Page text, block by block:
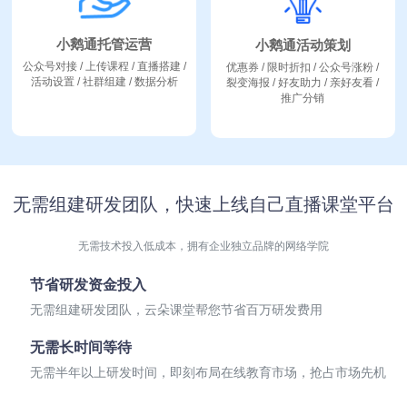
小鹅通托管运营
公众号对接 / 上传课程 / 直播搭建 /
活动设置 / 社群组建 / 数据分析
小鹅通活动策划
优惠券 / 限时折扣 / 公众号涨粉 /
裂变海报 / 好友助力 / 亲好友看 /
推广分销
无需组建研发团队，快速上线自己直播课堂平台
无需技术投入低成本，拥有企业独立品牌的网络学院
节省研发资金投入
无需组建研发团队，云朵课堂帮您节省百万研发费用
无需长时间等待
无需半年以上研发时间，即刻布局在线教育市场，抢占市场先机